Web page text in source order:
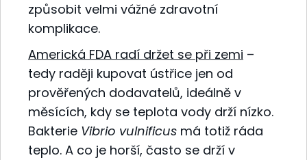
způsobit velmi vážné zdravotní
komplikace.
Americká FDA radí držet se při zemi –
tedy raději kupovat ústřice jen od
prověřených dodavatelů, ideálně v
měsících, kdy se teplota vody drží nízko.
Bakterie Vibrio vulnificus má totiž ráda
teplo. A co je horší, často se drží v